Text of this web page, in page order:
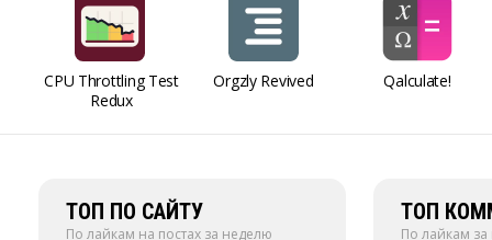
CPU Throttling Test
Redux
Orgzly Revived Qalculate!
ТОП ПО САЙТУ
По лайкам на постах за неделю
ТОП
По лайкам